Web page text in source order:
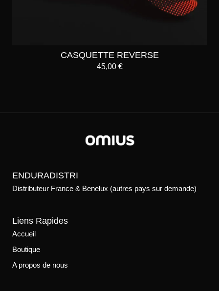
CASQUETTE REVERSE
45,00 €
ENDURADISTRI
Distributeur France & Benelux (autres pays sur demande)
Liens Rapides
Accueil
Boutique
A propos de nous